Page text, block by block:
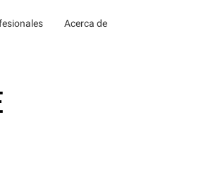
Acerca de